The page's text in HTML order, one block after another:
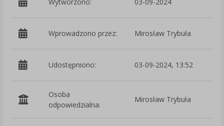
Wprowadzono przez: Mirosław Trybuła
Udostępniono: 03-09-2024, 13:52
Osoba
odpowiedzialna:
Mirosław Trybuła